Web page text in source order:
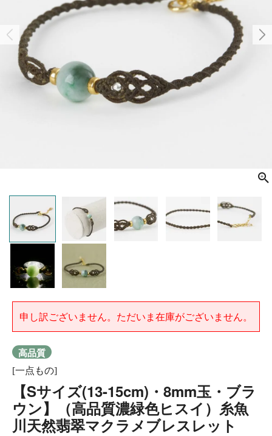
申し訳ございません。ただいま在庫がございません。
高品質
[一点もの]
【Sサイズ(13-15cm)・8mm玉・ブラ
ウン】（高品質濃緑色ヒスイ）糸魚
川天然翡翠マクラメブレスレット